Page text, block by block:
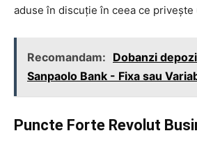
aduse în discuție în ceea ce
Recomandam: Dobanzi
Sanpaolo Bank - Fixa sau
Puncte Forte Revolut